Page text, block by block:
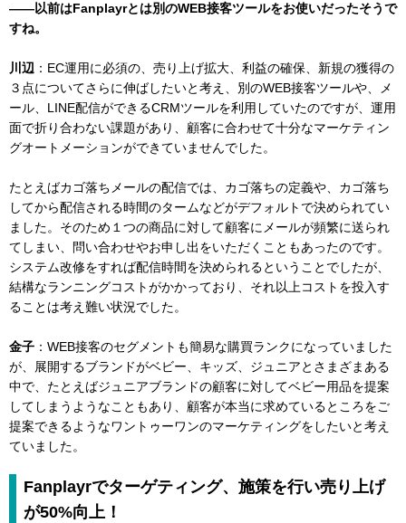
――以前はFanplayrとは別のWEB接客ツールをお使いだったそうで
すね。
川辺 ：EC運用に必須の、売り上げ拡大、利益の確保、新規の獲得の
３点についてさらに伸ばしたいと考え、別のWEB接客ツールや、メ
ール、LINE配信ができるCRMツールを利用していたのですが、運用
面で折り合わない課題があり、顧客に合わせて十分なマーケティン
グオートメーションができていませんでした。
たとえばカゴ落ちメールの配信では、カゴ落ちの定義や、カゴ落ち
してから配信される時間のタームなどがデフォルトで決められてい
ました。そのため１つの商品に対して顧客にメールが頻繁に送られ
てしまい、問い合わせやお申し出をいただくこともあったのです。
システム改修をすれば配信時間を決められるということでしたが、
結構なランニングコストがかかっており、それ以上コストを投入す
ることは考え難い状況でした。
金子 ：WEB接客のセグメントも簡易な購買ランクになっていました
が、展開するブランドがベビー、キッズ、ジュニアとさまざまある
中で、たとえばジュニアブランドの顧客に対してベビー用品を提案
してしまうようなこともあり、顧客が本当に求めているところをご
提案できるようなワントゥーワンのマーケティングをしたいと考え
ていました。
Fanplayrでターゲティング、施策を行い売り上げ
が50%向上！